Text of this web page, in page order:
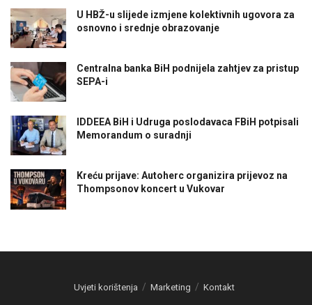
U HBŽ-u slijede izmjene kolektivnih ugovora za
osnovno i srednje obrazovanje
Centralna banka BiH podnijela zahtjev za pristup
SEPA-i
IDDEEA BiH i Udruga poslodavaca FBiH potpisali
Memorandum o suradnji
Kreću prijave: Autoherc organizira prijevoz na
Thompsonov koncert u Vukovar
Uvjeti korištenja Marketing Kontakt